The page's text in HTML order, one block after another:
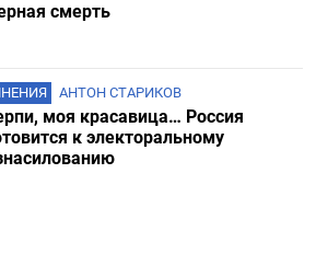
смерть
АНТОН СТАРИКОВ
моя красавица… Россия
к электоральному